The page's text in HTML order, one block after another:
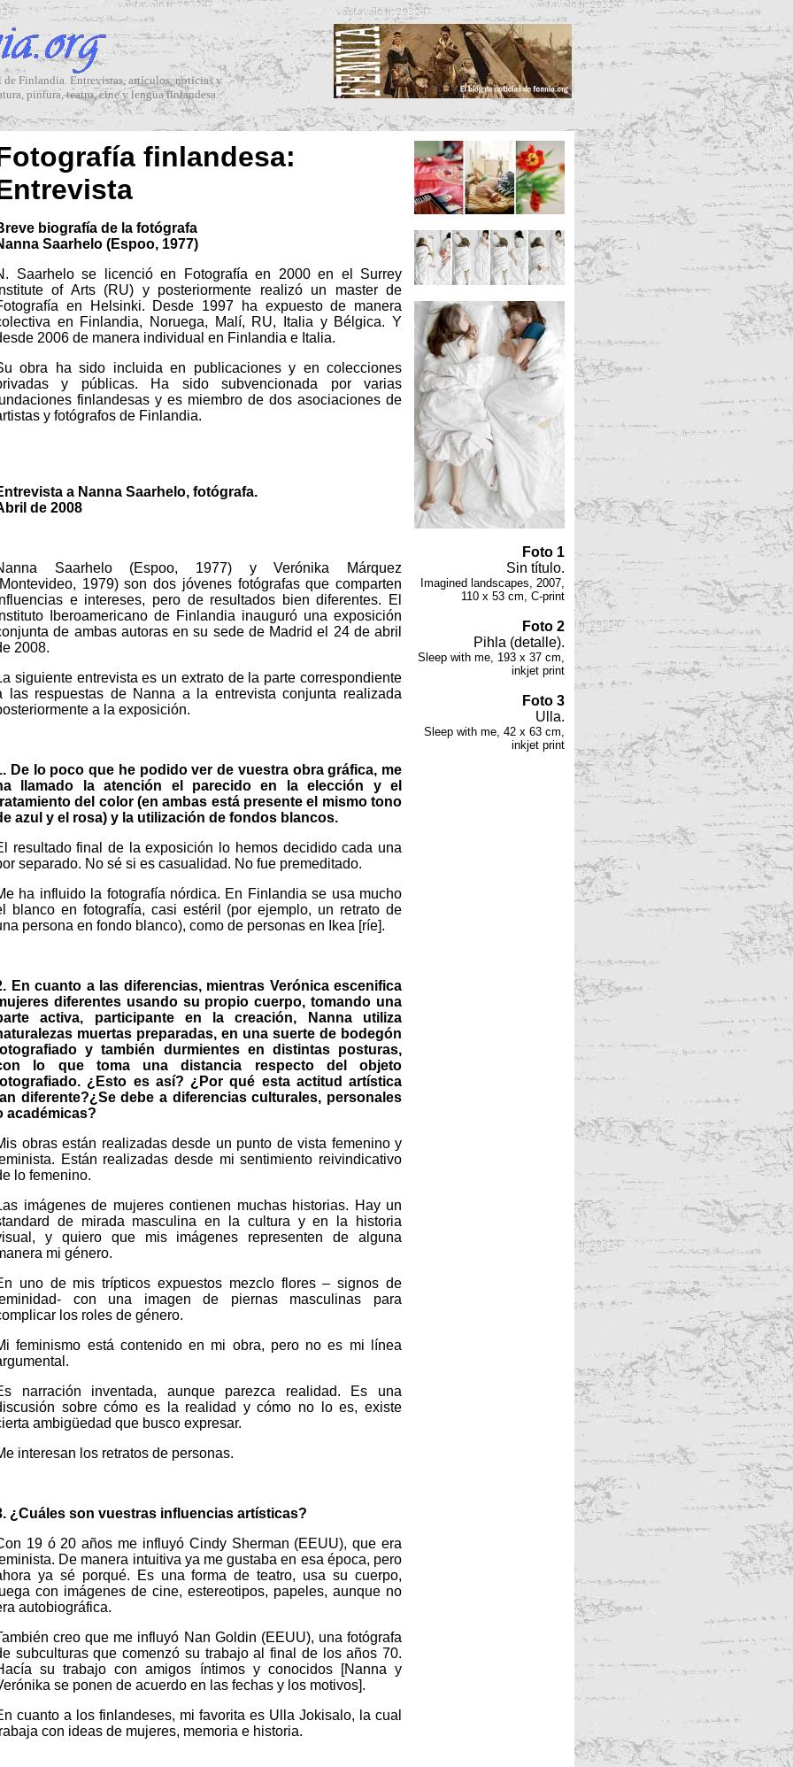
Finlandia. Entrevistas, artículos, noticias y
pintura, teatro, cine y lengua finlandesa.
finlandesa:
biografía de la fotógrafa
Saarhelo (Espoo, 1977)
Saarhelo se licenció en Fotografía en 2000 en el Surrey
of Arts (RU) y posteriormente realizó un master de
en Helsinki. Desde 1997 ha expuesto de manera
en Finlandia, Noruega, Malí, RU, Italia y Bélgica. Y
2006 de manera individual en Finlandia e Italia.
obra ha sido incluida en publicaciones y en colecciones
y públicas. Ha sido subvencionada por varias
finlandesas y es miembro de dos asociaciones de
y fotógrafos de Finlandia.
a Nanna Saarhelo, fotógrafa.
de 2008
Saarhelo (Espoo, 1977) y Verónika Márquez
1979) son dos jóvenes fotógrafas que comparten
e intereses, pero de resultados bien diferentes. El
Iberoamericano de Finlandia inauguró una exposición
de ambas autoras en su sede de Madrid el 24 de abril
2008.
siguiente entrevista es un extrato de la parte correspondiente
las respuestas de Nanna a la entrevista conjunta realizada
a la exposición.
De lo poco que he podido ver de vuestra obra gráfica, me
llamado la atención el parecido en la elección y el
del color (en ambas está presente el mismo tono
azul y el rosa) y la utilización de fondos blancos.
resultado final de la exposición lo hemos decidido cada una
separado. No sé si es casualidad. No fue premeditado.
ha influido la fotografía nórdica. En Finlandia se usa mucho
blanco en fotografía, casi estéril (por ejemplo, un retrato de
persona en fondo blanco), como de personas en Ikea [ríe].
En cuanto a las diferencias, mientras Verónica escenifica
diferentes usando su propio cuerpo, tomando una
activa, participante en la creación, Nanna utiliza
muertas preparadas, en una suerte de bodegón
y también durmientes en distintas posturas,
lo que toma una distancia respecto del objeto
¿Esto es así? ¿Por qué esta actitud artística
diferente?¿Se debe a diferencias culturales, personales
académicas?
obras están realizadas desde un punto de vista femenino y
Están realizadas desde mi sentimiento reivindicativo
lo femenino.
imágenes de mujeres contienen muchas historias. Hay un
de mirada masculina en la cultura y en la historia
y quiero que mis imágenes representen de alguna
mi género.
uno de mis trípticos expuestos mezclo flores – signos de
con una imagen de piernas masculinas para
los roles de género.
feminismo está contenido en mi obra, pero no es mi línea
narración inventada, aunque parezca realidad. Es una
sobre cómo es la realidad y cómo no lo es, existe
ambigüedad que busco expresar.
interesan los retratos de personas.
¿Cuáles son vuestras influencias artísticas?
19 ó 20 años me influyó Cindy Sherman (EEUU), que era
De manera intuitiva ya me gustaba en esa época, pero
ya sé porqué. Es una forma de teatro, usa su cuerpo,
con imágenes de cine, estereotipos, papeles, aunque no
autobiográfica.
creo que me influyó Nan Goldin (EEUU), una fotógrafa
subculturas que comenzó su trabajo al final de los años 70.
su trabajo con amigos íntimos y conocidos [Nanna y
se ponen de acuerdo en las fechas y los motivos].
cuanto a los finlandeses, mi favorita es Ulla Jokisalo, la cual
con ideas de mujeres, memoria e historia.
Foto 1
Sin título.
Imagined landscapes, 2007,
110 x 53 cm, C-print
Foto 2
Pihla (detalle).
Sleep with me, 193 x 37 cm,
inkjet print
Foto 3
Ulla.
Sleep with me, 42 x 63 cm,
inkjet print